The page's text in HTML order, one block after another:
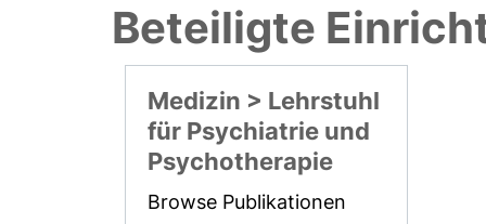
Beteiligte
Medizin > Lehrstuhl
für Psychiatrie und
Psychotherapie
Browse Publikationen